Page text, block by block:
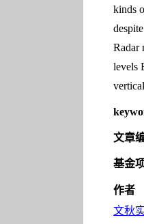
kinds
Radar
levels
文章
基金
作者
文秋